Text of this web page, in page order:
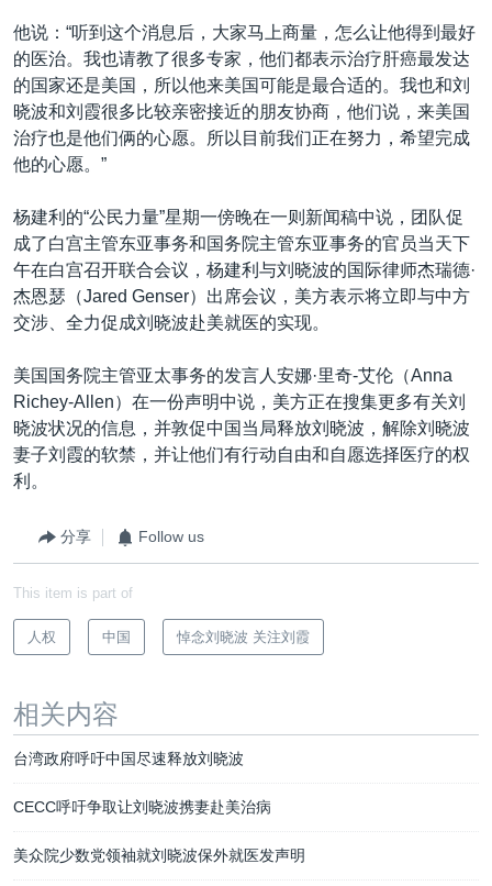
他说：“听到这个消息后，大家马上商量，怎么让他得到最好
的医治。我也请教了很多专家，他们都表示治疗肝癌最发达
的国家还是美国，所以他来美国可能是最合适的。我也和刘
晓波和刘霞很多比较亲密接近的朋友协商，他们说，来美国
治疗也是他们俩的心愿。所以目前我们正在努力，希望完成
他的心愿。”
杨建利的“公民力量”星期一傍晚在一则新闻稿中说，团队促
成了白宫主管东亚事务和国务院主管东亚事务的官员当天下
午在白宫召开联合会议，杨建利与刘晓波的国际律师杰瑞德·
杰恩瑟（Jared Genser）出席会议，美方表示将立即与中方
交涉、全力促成刘晓波赴美就医的实现。
美国国务院主管亚太事务的发言人安娜·里奇-艾伦（Anna
Richey-Allen）在一份声明中说，美方正在搜集更多有关刘
晓波状况的信息，并敦促中国当局释放刘晓波，解除刘晓波
妻子刘霞的软禁，并让他们有行动自由和自愿选择医疗的权
利。
分享 Follow us
This item is part of
人权 中国 悼念刘晓波 关注刘霞
相关内容
台湾政府呼吁中国尽速释放刘晓波
CECC呼吁争取让刘晓波携妻赴美治病
美众院少数党领袖就刘晓波保外就医发声明